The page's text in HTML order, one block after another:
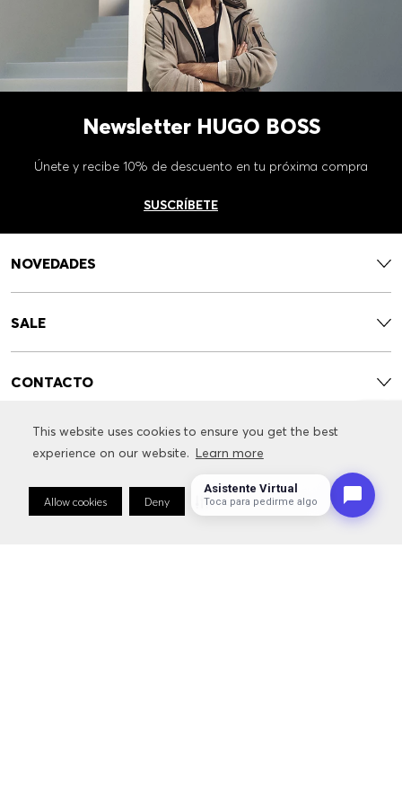
This website uses cookies to ensure you get the best
experience on our website. Learn more
Allow cookies Deny Cookie Preferences
This website uses cookies to ensure you get the best
experience on our website. Learn more
Allow cookies Deny Cookie Preferences
Newsletter HUGO BOSS
Únete y recibe 10% de descuento en tu próxima compra
CONTACTO
SERVICIOS
Asistente Virtual
Toca para pedirme algo